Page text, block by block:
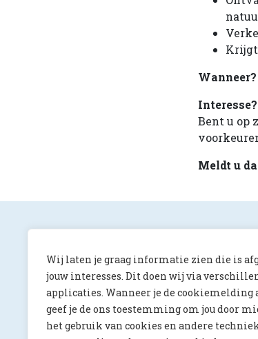
Wij laten je graag informatie zien die is
jouw interesses. Dit doen wij via
applicaties. Wanneer je de cookiemelding
geef je de ons toestemming om jou door
het gebruik van cookies en andere
Interesse?
Bent u op
Meldt u
Albert Luthulilaan 10
5231 HV ‘s-Hertogenbosch